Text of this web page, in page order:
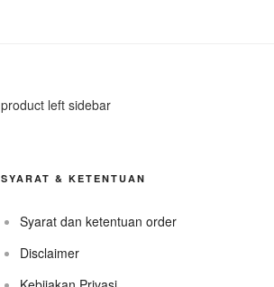
product left sidebar
SYARAT & KETENTUAN
Syarat dan ketentuan order
Disclaimer